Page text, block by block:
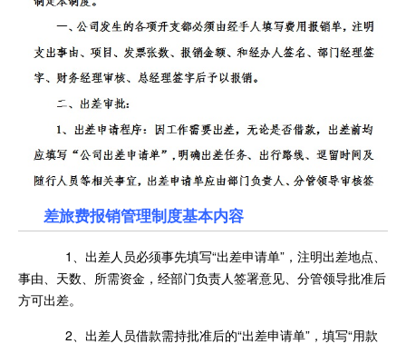
差旅费报销管理制度基本内容
1、出差人员必须事先填写“出差申请单”，注明出差地点、
事由、天数、所需资金，经部门负责人签署意见、分管领导批准后
方可出差。
2、出差人员借款需持批准后的“出差申请单”，填写“用款